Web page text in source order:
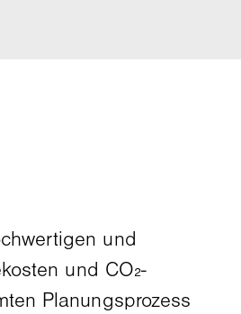
und
und CO₂-
Planungsprozess